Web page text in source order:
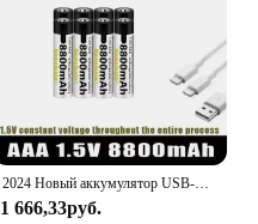
2024 Новый аккумулятор USB-C 1,5 В AAA, литий-ионный аккумулятор для быстрой зарядки, 8800 мАч для мыши с дистанционным управлением, электрическая игрушечная батарея + кабель Type-C
1 666,33руб.